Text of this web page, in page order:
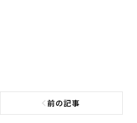
前の記事
前の記事へ